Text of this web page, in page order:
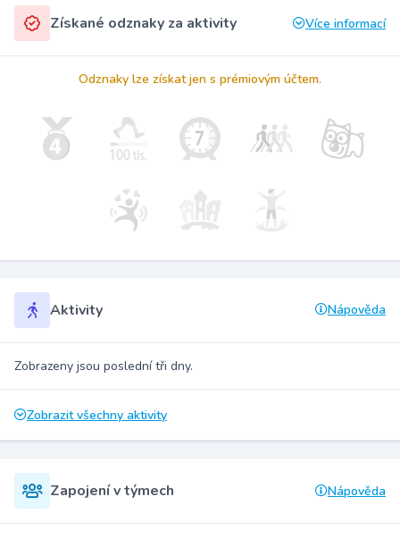
Získané odznaky za aktivity Více informací
Odznaky lze získat jen s prémiovým účtem.
Aktivity Nápověda
Zobrazeny jsou poslední tři dny.
Zobrazit všechny aktivity
Zapojení v týmech Nápověda